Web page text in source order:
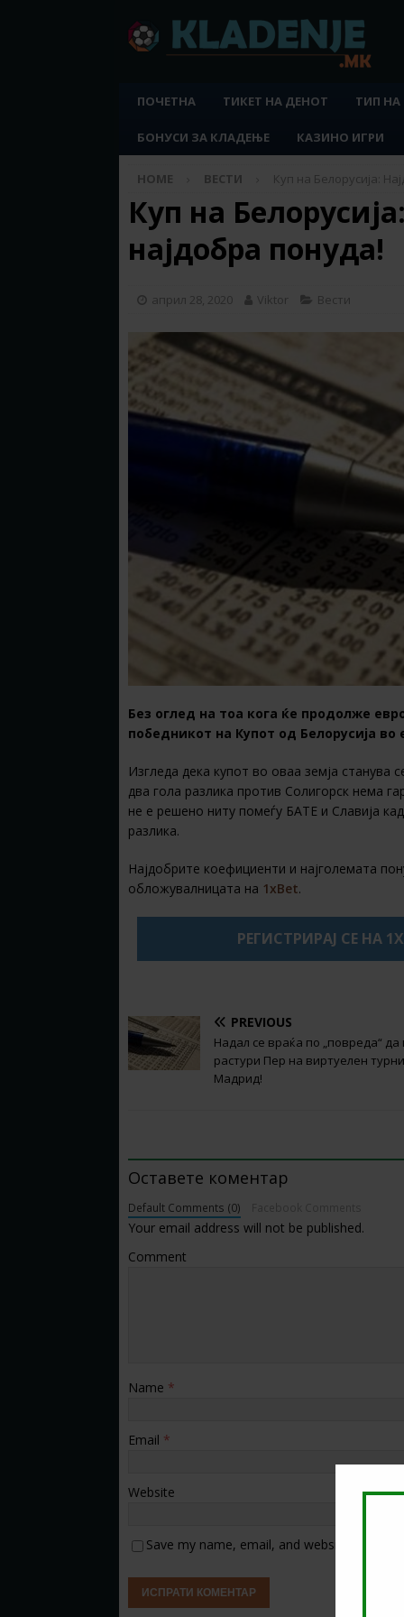
ПОЧЕТНА ТИКЕТ НА ДЕНОТ ТИП
БОНУСИ ЗА КЛАДЕЊЕ КАЗИНО ИГРИ
HOME ВЕСТИ Куп на Белорусија:
Куп на
најдобра понуда!
април 28, 2020 Viktor Вести
Без оглед на тоа кога ќе продолже
победникот на Купот од Белорусија
Изгледа дека купот во оваа земја
два гола разлика против Сoлигорск нема
не е решено ниту помеѓу БАТЕ и Славија
разлика.
Најдобрите коефициенти и најголемата
обложувалницата на 1xBet.
РЕГИСТРИРАЈ СЕ НА
PREVIOUS
Надал се враќа по „повреда“ да
растури Пер на виртуелен
Мадрид!
Оставете коментар
Default Comments (0)
Your email address will not be published.
Comment
Name *
Email *
Website
Save my name, email, and website in this